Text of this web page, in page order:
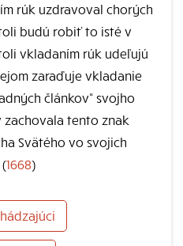
rúk uzdravoval chorých
budú robiť to isté v
vkladaním rúk udeľujú
zaraďuje vkladanie
článkov“ svojho
zachovala tento znak
Svätého vo svojich
1668)